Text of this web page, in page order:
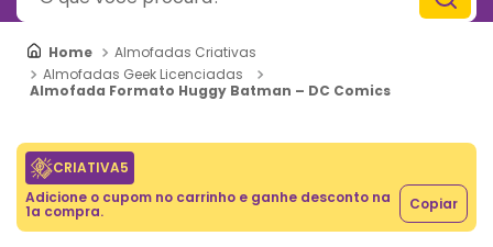
Almofadas Criativas
Almofadas Geek Licenciadas
Almofada Formato Huggy Batman – DC Comics
CRIATIVA5
Adicione o cupom no carrinho e ganhe desconto na
1a compra. Copiar